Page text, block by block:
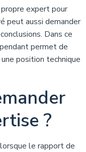
expert pour
peut aussi demander
Dans ce
permet de
position technique
?
le rapport de